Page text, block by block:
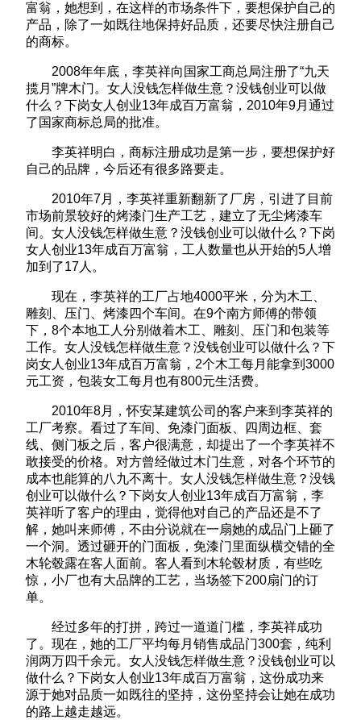
富翁，她想到，在这样的市场条件下，要想保护自己的
产品，除了一如既往地保持好品质，还要尽快注册自己
的商标。
2008年年底，李英祥向国家工商总局注册了“九天
揽月”牌木门。女人没钱怎样做生意？没钱创业可以做
什么？下岗女人创业13年成百万富翁，2010年9月通过
了国家商标总局的批准。
李英祥明白，商标注册成功是第一步，要想保护好
自己的品牌，今后还有很多路要走。
2010年7月，李英祥重新翻新了厂房，引进了目前
市场前景较好的烤漆门生产工艺，建立了无尘烤漆车
间。女人没钱怎样做生意？没钱创业可以做什么？下岗
女人创业13年成百万富翁，工人数量也从开始的5人增
加到了17人。
现在，李英祥的工厂占地4000平米，分为木工、
雕刻、压门、烤漆四个车间。在9个南方师傅的带领
下，8个本地工人分别做着木工、雕刻、压门和包装等
工作。女人没钱怎样做生意？没钱创业可以做什么？下
岗女人创业13年成百万富翁，2个木工每月能拿到3000
元工资，包装女工每月也有800元生活费。
2010年8月，怀安某建筑公司的客户来到李英祥的
工厂考察。看过了车间、免漆门面板、四周边框、套
线、侧门板之后，客户很满意，却提出了一个李英祥不
敢接受的价格。对方曾经做过木门生意，对各个环节的
成本也能算的八九不离十。女人没钱怎样做生意？没钱
创业可以做什么？下岗女人创业13年成百万富翁，李
英祥听了客户的理由，觉得他对自己的产品还是不了
解，她叫来师傅，不由分说就在一扇她的成品门上砸了
一个洞。透过砸开的门面板，免漆门里面纵横交错的全
木轮毂露在客人面前。客人看到木轮毂材质，有些吃
惊，小厂也有大品牌的工艺，当场签下200扇门的订
单。
经过多年的打拼，跨过一道道门槛，李英祥成功
了。现在，她的工厂平均每月销售成品门300套，纯利
润两万四千余元。女人没钱怎样做生意？没钱创业可以
做什么？下岗女人创业13年成百万富翁，这份成功来
源于她对品质一如既往的坚持，这份坚持会让她在成功
的路上越走越远。